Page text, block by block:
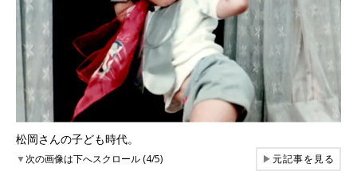
松岡さんの子ども時代。
▼次の画像は下へスクロール (4/5) ▶元記事を見る